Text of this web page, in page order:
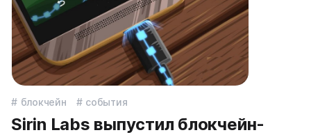
блокчейн события
Sirin Labs выпустил блокчейн-